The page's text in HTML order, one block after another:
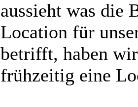
aussieht was die
Location für
betrifft, haben
frühzeitig eine